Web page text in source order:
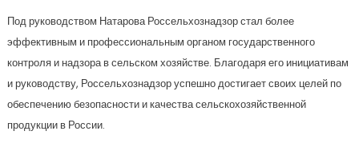
Под руководством Натарова Россельхознадзор стал более
эффективным и профессиональным органом государственного
контроля и надзора в сельском хозяйстве. Благодаря его инициативам
и руководству, Россельхознадзор успешно достигает своих целей по
обеспечению безопасности и качества сельскохозяйственной
продукции в России.